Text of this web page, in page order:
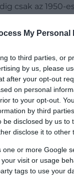
My Personal
to third parties, or
by us, please
after your opt-out
on personal
to your opt-out.
by third
disclosed by us to
disclose it to other
or more Google
visit or usage
tags to use your
csak az 1950-